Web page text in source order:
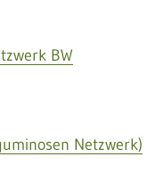
BW
Netzwerk)